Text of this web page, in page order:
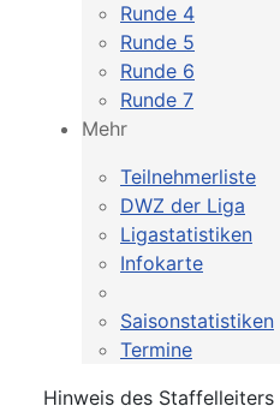
Runde 4
Runde 5
Runde 6
Runde 7
Mehr
Teilnehmerliste
DWZ der Liga
Ligastatistiken
Infokarte
Saisonstatistiken
Termine
Hinweis des Staffelleiters